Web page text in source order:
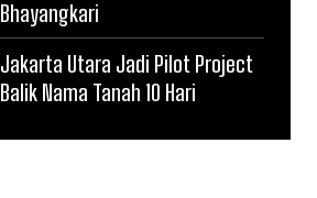
Bhayangkari
Jakarta Utara Jadi Pilot Project
Balik Nama Tanah 10 Hari